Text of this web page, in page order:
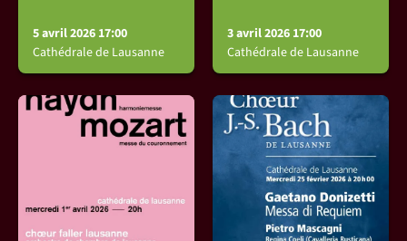
5 avril 2026 17:00
Cathédrale de Lausanne
3 avril 2026 17:00
Cathédrale de Lausanne